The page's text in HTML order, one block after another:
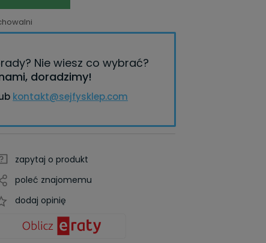
Nie wiesz co wybrać?
doradzimy!
kontakt@sejfysklep.com
zapytaj o produkt
poleć znajomemu
dodaj opinię